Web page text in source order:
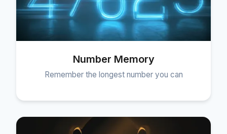
Number Memory
Remember the longest number you can